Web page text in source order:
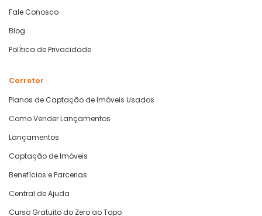
Fale Conosco
Blog
Política de Privacidade
Corretor
Planos de Captação de Imóveis Usados
Como Vender Lançamentos
Lançamentos
Captação de Imóveis
Benefícios e Parcerias
Central de Ajuda
Curso Gratuito do Zero ao Topo